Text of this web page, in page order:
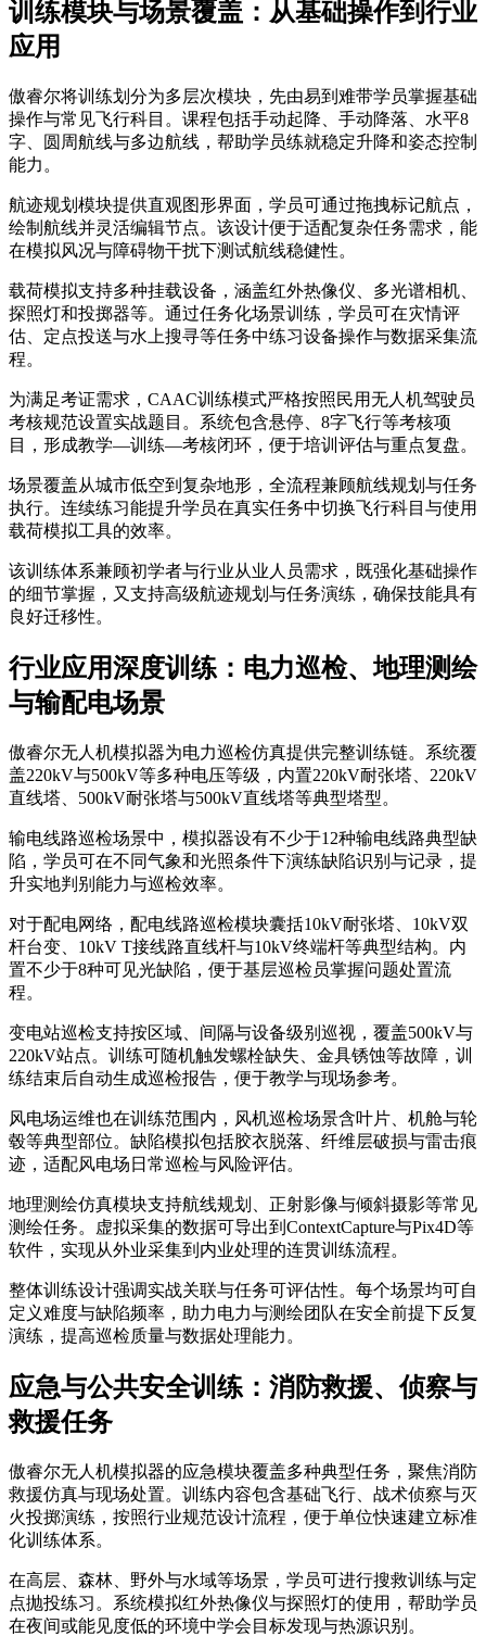
训练模块与场景覆盖：从基础操作到行业
应用
傲睿尔将训练划分为多层次模块，先由易到难带学员掌握基础
操作与常见飞行科目。课程包括手动起降、手动降落、水平8
字、圆周航线与多边航线，帮助学员练就稳定升降和姿态控制
能力。
航迹规划模块提供直观图形界面，学员可通过拖拽标记航点，
绘制航线并灵活编辑节点。该设计便于适配复杂任务需求，能
在模拟风况与障碍物干扰下测试航线稳健性。
载荷模拟支持多种挂载设备，涵盖红外热像仪、多光谱相机、
探照灯和投掷器等。通过任务化场景训练，学员可在灾情评
估、定点投送与水上搜寻等任务中练习设备操作与数据采集流
程。
为满足考证需求，CAAC训练模式严格按照民用无人机驾驶员
考核规范设置实战题目。系统包含悬停、8字飞行等考核项
目，形成教学—训练—考核闭环，便于培训评估与重点复盘。
场景覆盖从城市低空到复杂地形，全流程兼顾航线规划与任务
执行。连续练习能提升学员在真实任务中切换飞行科目与使用
载荷模拟工具的效率。
该训练体系兼顾初学者与行业从业人员需求，既强化基础操作
的细节掌握，又支持高级航迹规划与任务演练，确保技能具有
良好迁移性。
行业应用深度训练：电力巡检、地理测绘
与输配电场景
傲睿尔无人机模拟器为电力巡检仿真提供完整训练链。系统覆
盖220kV与500kV等多种电压等级，内置220kV耐张塔、220kV
直线塔、500kV耐张塔与500kV直线塔等典型塔型。
输电线路巡检场景中，模拟器设有不少于12种输电线路典型缺
陷，学员可在不同气象和光照条件下演练缺陷识别与记录，提
升实地判别能力与巡检效率。
对于配电网络，配电线路巡检模块囊括10kV耐张塔、10kV双
杆台变、10kV T接线路直线杆与10kV终端杆等典型结构。内
置不少于8种可见光缺陷，便于基层巡检员掌握问题处置流
程。
变电站巡检支持按区域、间隔与设备级别巡视，覆盖500kV与
220kV站点。训练可随机触发螺栓缺失、金具锈蚀等故障，训
练结束后自动生成巡检报告，便于教学与现场参考。
风电场运维也在训练范围内，风机巡检场景含叶片、机舱与轮
毂等典型部位。缺陷模拟包括胶衣脱落、纤维层破损与雷击痕
迹，适配风电场日常巡检与风险评估。
地理测绘仿真模块支持航线规划、正射影像与倾斜摄影等常见
测绘任务。虚拟采集的数据可导出到ContextCapture与Pix4D等
软件，实现从外业采集到内业处理的连贯训练流程。
整体训练设计强调实战关联与任务可评估性。每个场景均可自
定义难度与缺陷频率，助力电力与测绘团队在安全前提下反复
演练，提高巡检质量与数据处理能力。
应急与公共安全训练：消防救援、侦察与
救援任务
傲睿尔无人机模拟器的应急模块覆盖多种典型任务，聚焦消防
救援仿真与现场处置。训练内容包含基础飞行、战术侦察与灭
火投掷演练，按照行业规范设计流程，便于单位快速建立标准
化训练体系。
在高层、森林、野外与水域等场景，学员可进行搜救训练与定
点抛投练习。系统模拟红外热像仪与探照灯的使用，帮助学员
在夜间或能见度低的环境中学会目标发现与热源识别。